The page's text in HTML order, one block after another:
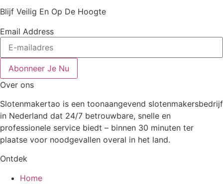
Blijf Veilig En Op De Hoogte
Email Address
Abonneer Je Nu
Over ons
Slotenmakertao is een toonaangevend slotenmakersbedrijf
in Nederland dat 24/7 betrouwbare, snelle en
professionele service biedt – binnen 30 minuten ter
plaatse voor noodgevallen overal in het land.
Ontdek
Home